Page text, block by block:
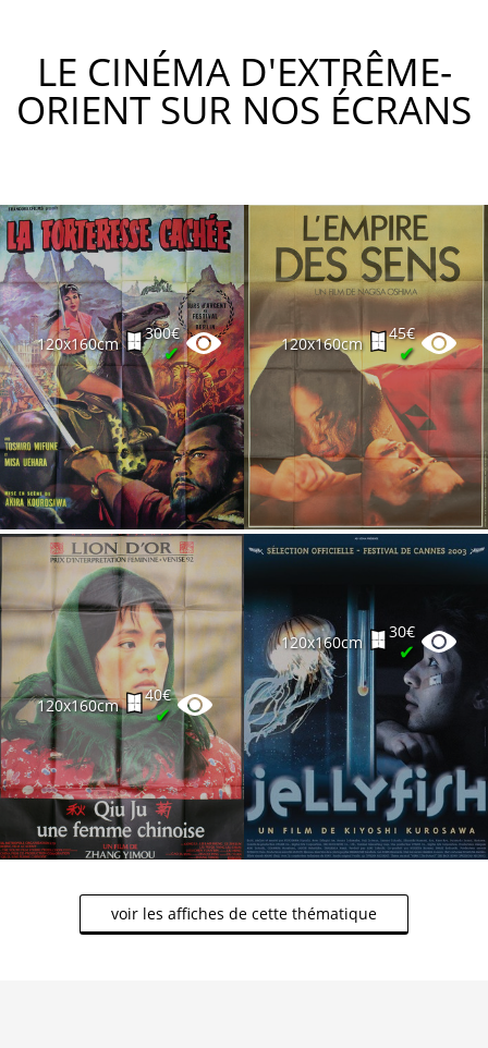
LE CINÉMA D'EXTRÊME-
ORIENT SUR NOS ÉCRANS
120x160cm
300€
✔ 120x160cm
45€
✔
120x160cm
40€
✔
120x160cm
30€
✔
voir les affiches de cette thématique